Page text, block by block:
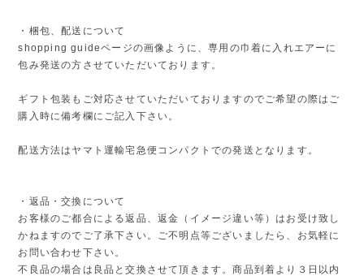
・梱包、配送について
shopping guideページの画像ように、専用の巾着に入れエアーに
包み発送の方させていただいております。
ギフト包装もご対応させていただいておりますのでご希望の際はご
購入時に備考欄にご記入下さい。
配送方法はヤマト運輸宅急便コンパクトでの発送となります。
・返品・交換について
お客様のご都合による返品、返金（イメージ違い等）はお受け致し
かねますのでご了承下さい。ご不明点等ございましたら、お気軽に
お問い合わせ下さい。
不良品の場合は良品と交換させて頂きます。商品到着より３日以内